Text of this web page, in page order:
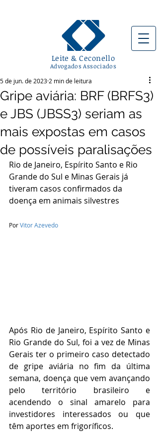
Leite & Ceconello
Advogados Associados
Gripe aviária: BRF (BRFS3)
e JBS (JBSS3) seriam as
mais expostas em casos
de possíveis paralisações
5 de jun. de 2023 2 min de leitura
Rio de Janeiro, Espírito Santo e Rio
Grande do Sul e Minas Gerais já
tiveram casos confirmados da
doença em animais silvestres
Por Vitor Azevedo
Após Rio de Janeiro, Espírito Santo e
Rio Grande do Sul, foi a vez de Minas
Gerais ter o primeiro caso detectado
de gripe aviária no fim da última
semana, doença que vem avançando
pelo território brasileiro e
acendendo o sinal amarelo para
investidores interessados ou que
têm aportes em frigoríficos.